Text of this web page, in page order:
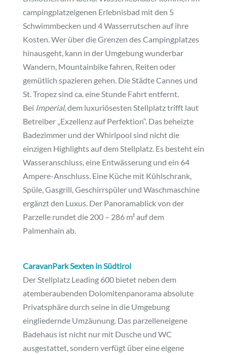
campingplatzeigenen Erlebnisbad mit den 5
Schwimmbecken und 4 Wasserrutschen auf ihre
Kosten. Wer über die Grenzen des Campingplatzes
hinausgeht, kann in der Umgebung wunderbar
Wandern, Mountainbike fahren, Reiten oder
gemütlich spazieren gehen. Die Städte Cannes und
St. Tropez sind ca. eine Stunde Fahrt entfernt.
Bei Imperial, dem luxuriösesten Stellplatz trifft laut
Betreiber „Exzellenz auf Perfektion“. Das beheizte
Badezimmer und der Whirlpool sind nicht die
einzigen Highlights auf dem Stellplatz. Es besteht ein
Wasseranschluss, eine Entwässerung und ein 64
Ampere-Anschluss. Eine Küche mit Kühlschrank,
Spüle, Gasgrill, Geschirrspüler und Waschmaschine
ergänzt den Luxus. Der Panoramablick von der
Parzelle rundet die 200 – 286 m² auf dem
Palmenhain ab.
CaravanPark Sexten in Südtirol
Der Stellplatz Leading 600 bietet neben dem
atemberaubenden Dolomitenpanorama absolute
Privatsphäre durch seine in die Umgebung
eingliedernde Umzäunung. Das parzelleneigene
Badehaus ist nicht nur mit Dusche und WC
ausgestattet, sondern verfügt über eine eigene